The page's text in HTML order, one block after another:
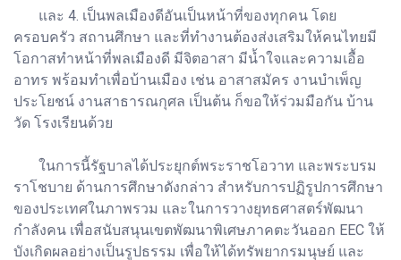
และ 4. เป็นพลเมืองดีอันเป็นหน้าที่ของทุกคน โดย
ครอบครัว สถานศึกษา และที่ทำงานต้องส่งเสริมให้คนไทยมี
โอกาสทำหน้าที่พลเมืองดี มีจิตอาสา มีน้ำใจและความเอื้อ
อาทร พร้อมทำเพื่อบ้านเมือง เช่น อาสาสมัคร งานบำเพ็ญ
ประโยชน์ งานสาธารณกุศล เป็นต้น ก็ขอให้ร่วมมือกัน บ้าน
วัด โรงเรียนด้วย
ในการนี้รัฐบาลได้ประยุกต์พระราชโอวาท และพระบรม
ราโชบาย ด้านการศึกษาดังกล่าว สำหรับการปฏิรูปการศึกษา
ของประเทศในภาพรวม และในการวางยุทธศาสตร์พัฒนา
กำลังคน เพื่อสนับสนุนเขตพัฒนาพิเศษภาคตะวันออก EEC ให้
บังเกิดผลอย่างเป็นรูปธรรม เพื่อให้ได้ทรัพยากรมนุษย์ และ